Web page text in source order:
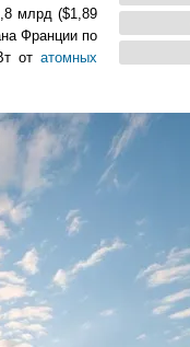
млрд ($1,89
Франции по
отатомных